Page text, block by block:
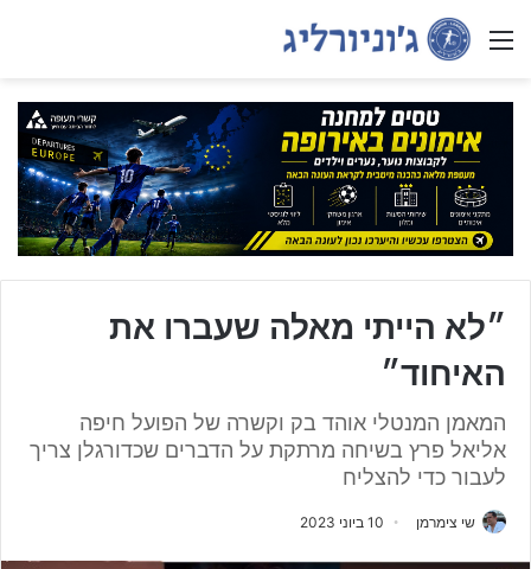
Menu
״לא הייתי מאלה שעברו את
האיחוד״
המאמן המנטלי אוהד בק וקשרה של הפועל חיפה
אליאל פרץ בשיחה מרתקת על הדברים שכדורגלן צריך
לעבור כדי להצליח
שי צימרמן 10 ביוני 2023